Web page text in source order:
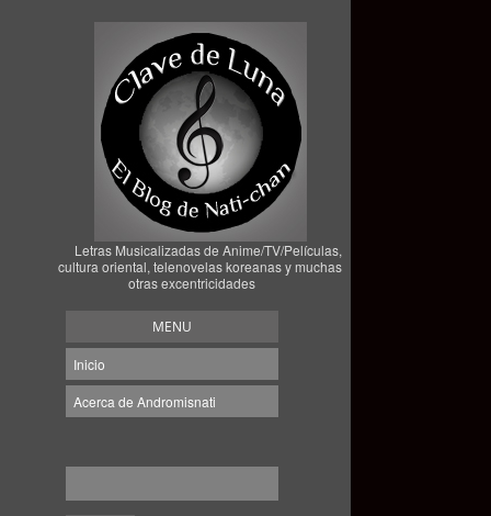
Letras Musicalizadas de Anime/TV/Películas,
cultura oriental, telenovelas koreanas y muchas
otras excentricidades
MENU
Inicio
Acerca de Andromisnati